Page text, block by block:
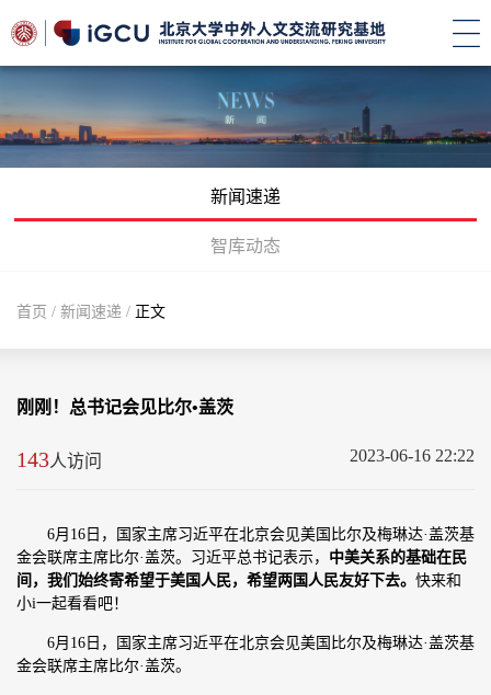
新闻速递
智库动态
首页 / 新闻速递 / 正文
刚刚！总书记会见比尔•盖茨
2023-06-16 22:22
143人访问
6月16日，国家主席习近平在北京会见美国比尔及梅琳达·盖茨基
金会联席主席比尔·盖茨。习近平总书记表示， 中美关系的基础在民
间，我们始终寄希望于美国人民，希望两国人民友好下去。 快来和
小i一起看看吧！
6月16日，国家主席习近平在北京会见美国比尔及梅琳达·盖茨基
金会联席主席比尔·盖茨。